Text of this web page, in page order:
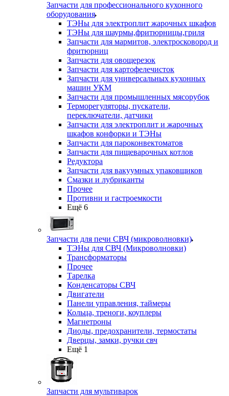
Запчасти для профессионального кухонного
оборудования
ТЭНы для электроплит жарочных шкафов
ТЭНы для шаурмы,фритюрницы,гриля
Запчасти для мармитов, электросковород и
фритюрниц
Запчасти для овощерезок
Запчасти для картофелечисток
Запчасти для универсальных кухонных
машин УКМ
Запчасти для промышленных мясорубок
Терморегуляторы, пускатели,
переключатели, датчики
Запчасти для электроплит и жарочных
шкафов конфорки и ТЭНы
Запчасти для пароконвектоматов
Запчасти для пищеварочных котлов
Редуктора
Запчасти для вакуумных упаковщиков
Смазки и лубриканты
Прочее
Противни и гастроемкости
Ещё 6
Запчасти для печи СВЧ (микроволновки)
ТЭНы для СВЧ (Микроволновки)
Трансформаторы
Прочее
Тарелка
Конденсаторы СВЧ
Двигатели
Панели управления, таймеры
Кольца, треноги, коуплеры
Магнетроны
Диоды, предохранители, термостаты
Дверцы, замки, ручки свч
Ещё 1
Запчасти для мультиварок